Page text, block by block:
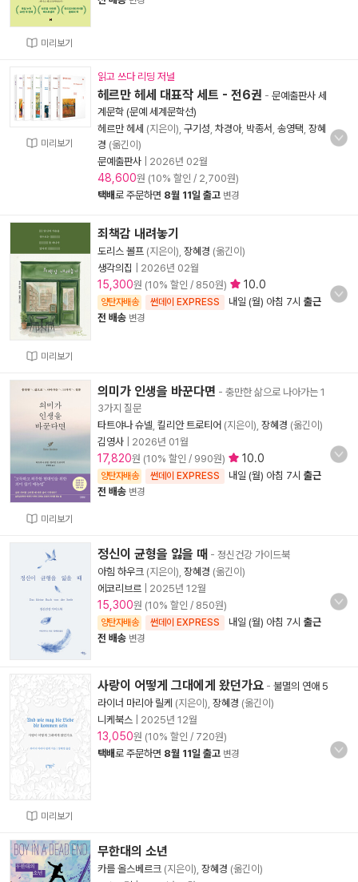
미리보기
미리보기
읽고 쓰다 리딩 저널
헤르만 헤세 대표작 세트 - 전6권 - 문예출판사 세
계문학 (문예 세계문학선)
헤르만 헤세 (지은이), 구기성 차경아, 박종서 송영택 장혜
경 (옮긴이)
문예출판사
2026년 02월
48,600원 (10% 할인 / 2,700원)
택배로 주문하면 8월 11일 출고 변경
미리보기
죄책감 내려놓기
도리스 볼프 (지은이), 장혜경 (옮긴이)
생각의집
2026년 02월
15,300원 (10% 할인 / 850원) 10.0
양탄자배송 썬데이 EXPRESS 내일 (월) 아침 7시 출근
전 배송 변경
미리보기
의미가 인생을 바꾼다면 - 충만한 삶으로 나아가는 1
3가지 질문
타트야나 슈넬 킬리안 트로티어 (지은이), 장혜경 (옮긴이)
김영사
2026년 01월
17,820원 (10% 할인 / 990원) 10.0
양탄자배송 썬데이 EXPRESS 내일 (월) 아침 7시 출근
전 배송 변경
정신이 균형을 잃을 때 - 정신건강 가이드북
아힘 하우크 (지은이), 장혜경 (옮긴이)
에코리브르
2025년 12월
15,300원 (10% 할인 / 850원)
양탄자배송 썬데이 EXPRESS 내일 (월) 아침 7시 출근
전 배송 변경
미리보기
사랑이 어떻게 그대에게 왔던가요 - 불멸의 연애 5
라이너 마리아 릴케 (지은이), 장혜경 (옮긴이)
니케북스
2025년 12월
13,050원 (10% 할인 / 720원)
택배로 주문하면 8월 11일 출고 변경
무한대의 소년
카를 올스베르크 (지은이), 장혜경 (옮긴이)